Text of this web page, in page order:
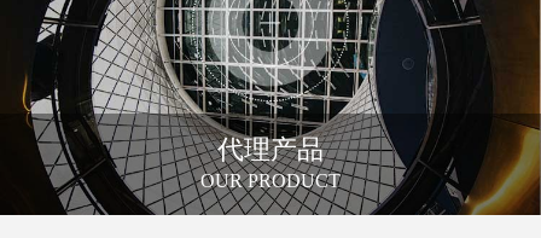
代理产品
OUR PRODUCT